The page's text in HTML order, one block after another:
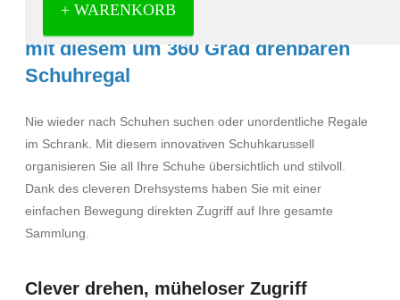
+ WARENKORB
Nutzen Sie Ihren Stauraum optimal
mit diesem um 360 Grad drehbaren
Schuhregal
Nie wieder nach Schuhen suchen oder unordentliche Regale
im Schrank. Mit diesem innovativen Schuhkarussell
organisieren Sie all Ihre Schuhe übersichtlich und stilvoll.
Dank des cleveren Drehsystems haben Sie mit einer
einfachen Bewegung direkten Zugriff auf Ihre gesamte
Sammlung.
Clever drehen, müheloser Zugriff